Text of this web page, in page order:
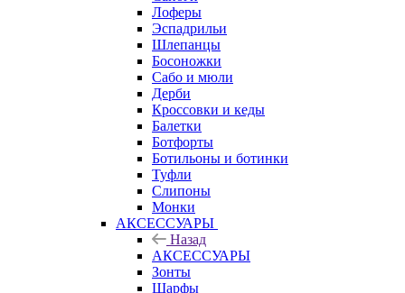
Лоферы
Эспадрильи
Шлепанцы
Босоножки
Сабо и мюли
Дерби
Кроссовки и кеды
Балетки
Ботфорты
Ботильоны и ботинки
Туфли
Слипоны
Монки
АКСЕССУАРЫ
Назад
АКСЕССУАРЫ
Зонты
Шарфы